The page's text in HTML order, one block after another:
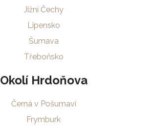
Jižní Čechy
Lipensko
Šumava
Třeboňsko
Okolí Hrdoňova
Černá v Pošumaví
Frymburk